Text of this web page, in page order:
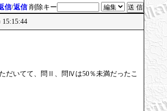
信/返信 削除キー
だいてて、問Ⅱ、問Ⅳは50％未満だったこ